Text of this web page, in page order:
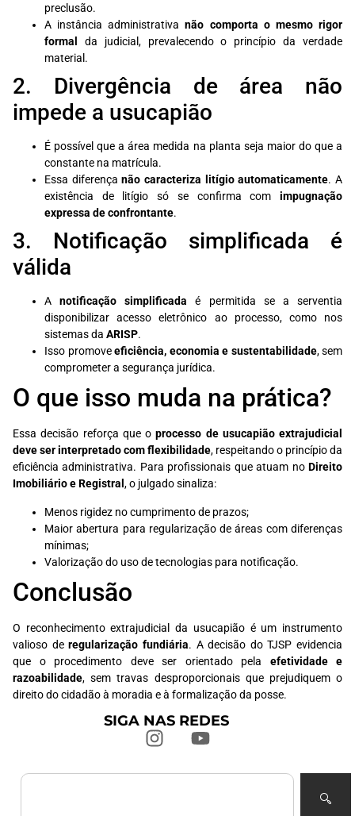
preclusão.
A instância administrativanão comporta o mesmo rigor
formal da judicial, prevalecendo o princípio da verdade
material.
2. Divergência de área não
impede a usucapião
É possível que a área medida na planta seja maior do que a
constante na matrícula.
Essa diferençanão caracteriza litígio automaticamente. A
existência de litígio só se confirma com impugnação
expressa de confrontante.
3. Notificação simplificada é
válida
Anotificação simplificada é permitida se a serventia
disponibilizar acesso eletrônico ao processo, como nos
sistemas da ARISP.
Isso promoveeficiência, economia e sustentabilidade, sem
comprometer a segurança jurídica.
O que isso muda na prática?
Essa decisão reforça que oprocesso de usucapião extrajudicial
deve ser interpretado com flexibilidade, respeitando o princípio da
eficiência administrativa. Para profissionais que atuam no Direito
Imobiliário e Registral, o julgado sinaliza:
Menos rigidez no cumprimento de prazos;
Maior abertura para regularização de áreas com diferenças
mínimas;
Valorização do uso de tecnologias para notificação.
Conclusão
O reconhecimento extrajudicial da usucapião é um instrumento
valioso deregularização fundiária. A decisão do TJSP evidencia
que o procedimento deve ser orientado pela efetividade e
razoabilidade, sem travas desproporcionais que prejudiquem o
direito do cidadão à moradia e à formalização da posse.
SIGA NAS REDES